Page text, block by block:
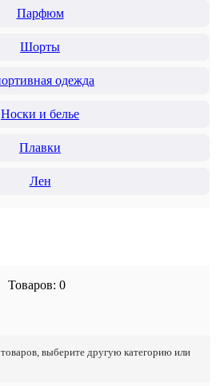
Парфюм
Шорты
одежда
Носки и белье
Плавки
Лен
Товаров: 0
выберите другую категорию или